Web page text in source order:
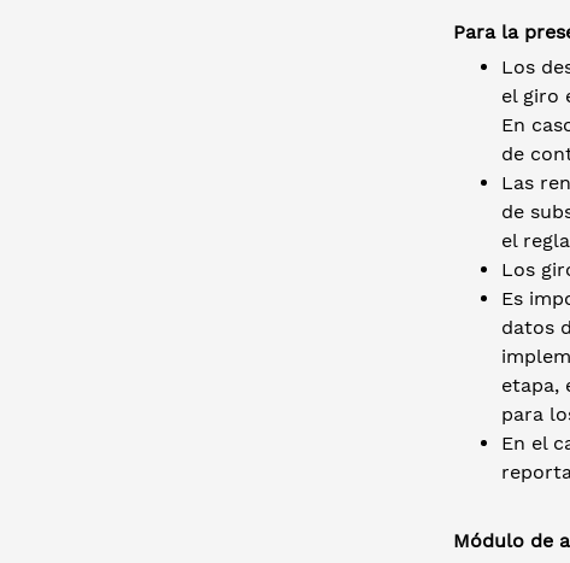
Para la
Los
el giro
En
de
Las
de
el
Los
Es
datos
etapa,
para
En el
Módulo de